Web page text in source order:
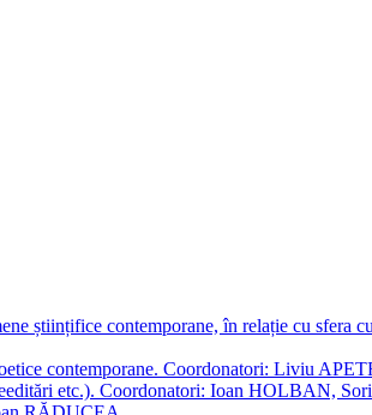
științifice contemporane, în relație cu sfera
contemporane. Coordonatori: Liviu
etc.). Coordonatori: Ioan HOLBAN,